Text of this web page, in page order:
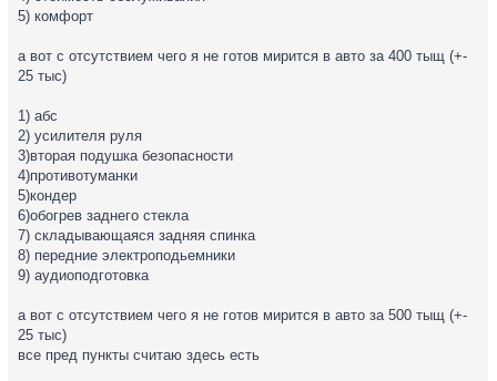
5) комфорт
а вот с отсутствием чего я не готов мирится в авто за 400 тыщ (+-
25 тыс)
1) абс
2) усилителя руля
3)вторая подушка безопасности
4)противотуманки
5)кондер
6)обогрев заднего стекла
7) складывающаяся задняя спинка
8) передние электроподьемники
9) аудиоподготовка
а вот с отсутствием чего я не готов мирится в авто за 500 тыщ (+-
25 тыс)
все пред пункты считаю здесь есть